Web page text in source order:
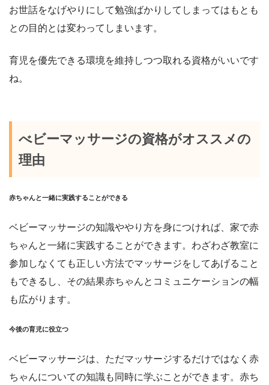
お世話をなげやりにして勉強ばかりしてしまってはもとも
との目的とは変わってしまいます。
育児を優先できる環境を維持しつつ取れる資格がいいです
ね。
べビーマッサージの資格がオススメの
理由
赤ちゃんと一緒に実践することができる
ベビーマッサージの知識ややり方を身につければ、家で赤
ちゃんと一緒に実践することができます。わざわざ教室に
参加しなくても正しい方法でマッサージをしてあげること
もできるし、その結果赤ちゃんとコミュニケーションの幅
も広がります。
今後の育児に役立つ
ベビーマッサージは、ただマッサージするだけではなく赤
ちゃんについての知識も同時に学ぶことができます。赤ち